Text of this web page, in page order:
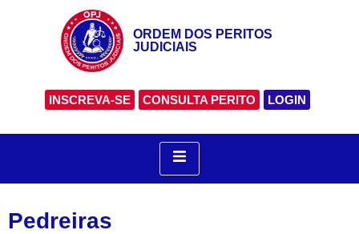
ORDEM DOS PERITOS
JUDICIAIS
INSCREVA-SE CONSULTA PERITO LOGIN
Pedreiras